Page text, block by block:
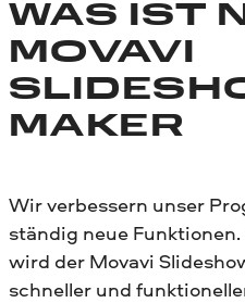
WAS IST
MOVAVI
MAKER
Wir verbessern unser
ständig neue
wird der Movavi
schneller und